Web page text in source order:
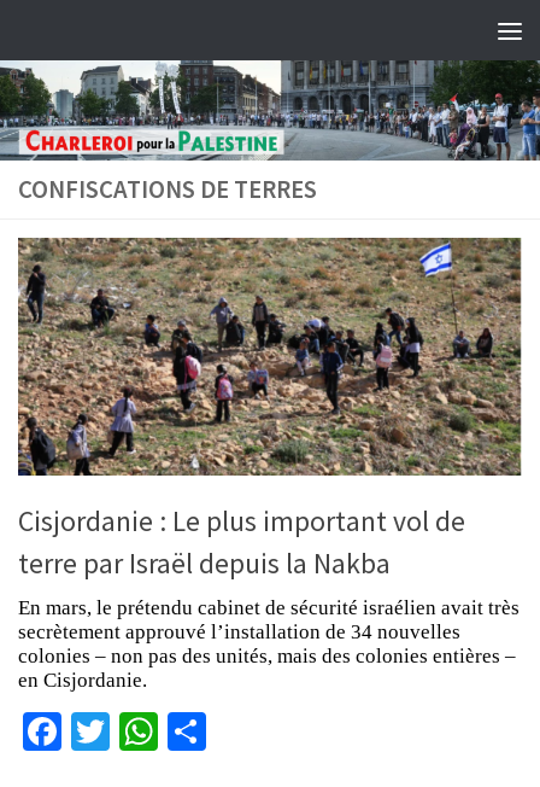
CONFISCATIONS DE TERRES
Cisjordanie : Le plus important vol de
terre par Israël depuis la Nakba
En mars, le prétendu cabinet de sécurité israélien avait très
secrètement approuvé l’installation de 34 nouvelles
colonies – non pas des unités, mais des colonies entières –
en Cisjordanie.
Facebook
TwitterWhatsApp